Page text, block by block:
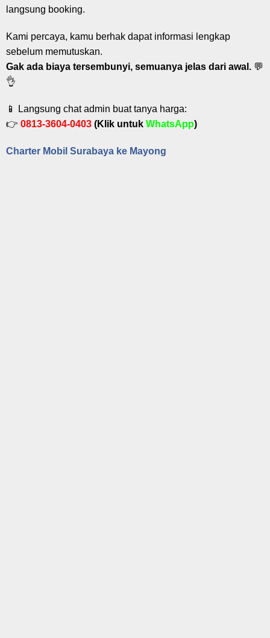
langsung booking.
Kami percaya, kamu berhak dapat informasi lengkap
sebelum memutuskan.
Gak ada biaya tersembunyi, semuanya jelas dari awal. 💬
👌
📱 Langsung chat admin buat tanya harga:
👉 0813-3604-0403 (Klik untuk WhatsApp)
Charter Mobil Surabaya ke Mayong